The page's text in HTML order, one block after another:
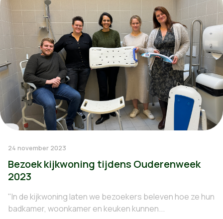
24 november 2023
Bezoek kijkwoning tijdens Ouderenweek
2023
"In de kijkwoning laten we bezoekers beleven hoe ze hun
badkamer, woonkamer en keuken kunnen...